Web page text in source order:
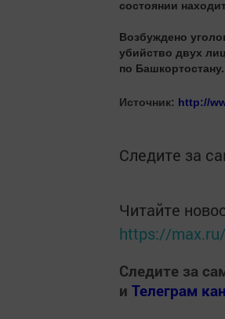
состоянии
Возбуждено
убийство двух
по Башкортостану.
Источник: http://
Следите за
Читайте
https://
Следите за
и Телеграм